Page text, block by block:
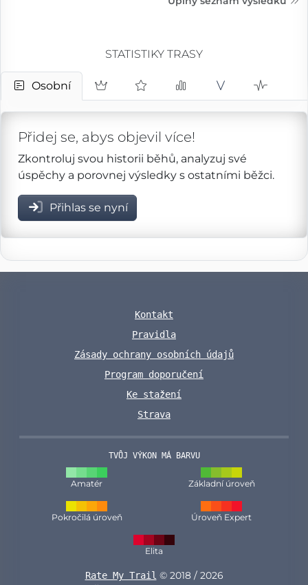
STATISTIKY TRASY
Osobní
Přidej se, abys objevil více!
Zkontroluj svou historii běhů, analyzuj své
úspěchy a porovnej výsledky s ostatními běžci.
Přihlas se nyní
Kontakt
Pravidla
Zásady ochrany osobních údajů
Program doporučení
Ke stažení
Strava
TVŮJ VÝKON MÁ BARVU
Amatér Základní úroveň
Pokročilá úroveň Úroveň Expert
Elita
Rate My Trail © 2018 / 2026